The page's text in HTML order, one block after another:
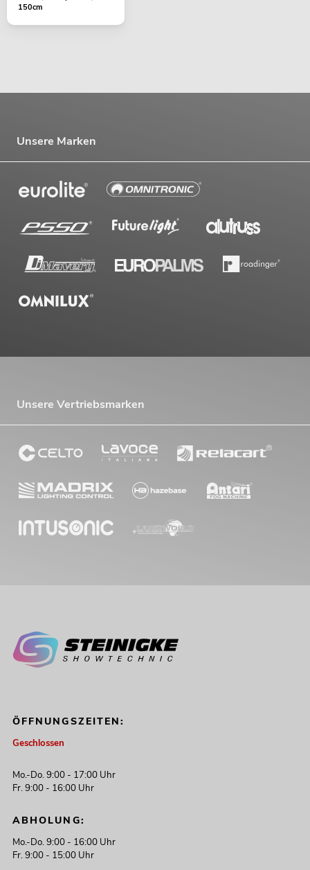
150cm
Unsere Marken
Unsere Vertriebsmarken
ÖFFNUNGSZEITEN:
Geschlossen
Mo.-Do. 9:00 - 17:00 Uhr
Fr. 9:00 - 16:00 Uhr
ABHOLUNG:
Mo.-Do. 9:00 - 16:00 Uhr
Fr. 9:00 - 15:00 Uhr